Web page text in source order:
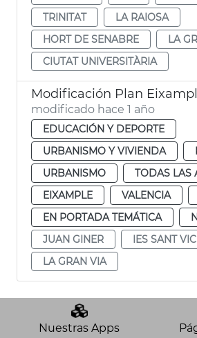
TRINITAT
LA RAIOSA
HORT DE SENABRE
LA
CIUTAT UNIVERSITÀRIA
modificado hace 1 año
EDUCACIÓN Y DEPORTE
URBANISMO Y VIVIENDA
URBANISMO
TODAS LAS
EIXAMPLE
VALENCIA
EN PORTADA TEMÁTICA
JUAN GINER
IES SANT
LA GRAN VIA
Nuestras Apps